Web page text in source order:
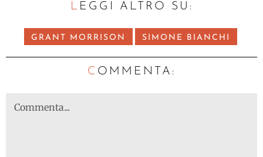
LEGGI ALTRO SU:
GRANT MORRISON SIMONE BIANCHI
C OMMENTA: